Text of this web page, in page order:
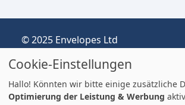
© 2025 Envelopes Ltd
Königreich, Firmen-Nr.: 03551387
Handelnd unter dem Namen
envelopespackaging.de | Versand
Cookie-Einstellungen
Hallo! Könnten wir bitte einige zusätzliche
Optimierung der Leistung & Werbung